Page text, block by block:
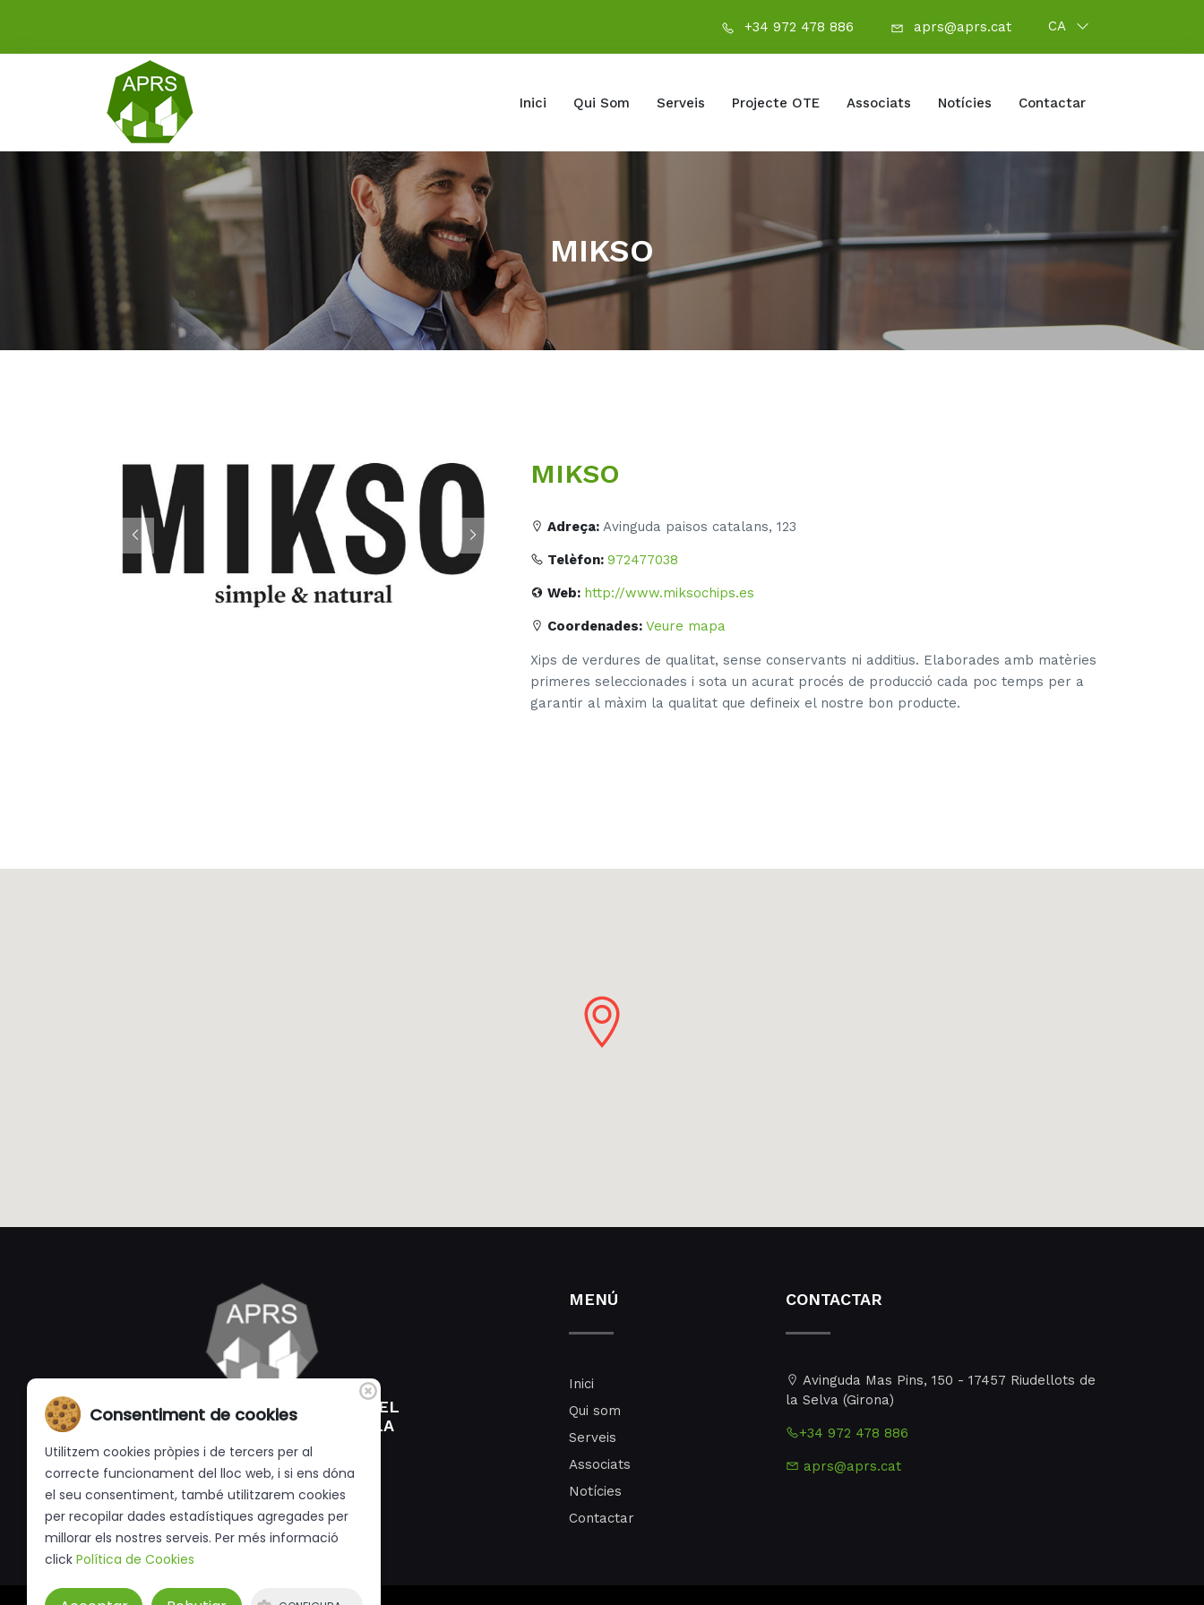
+34 972 478 886 aprs@aprs.cat CA
Inici Qui Som Serveis Projecte OTE Associats Notícies Contactar
MIKSO
MIKSO
Adreça: Avinguda paisos catalans, 123
Telèfon: 972477038
Web: http://www.miksochips.es
Coordenades: Veure mapa
Xips de verdures de qualitat, sense conservants ni additius. Elaborades amb matèries
primeres seleccionades i sota un acurat procés de producció cada poc temps per a
garantir al màxim la qualitat que defineix el nostre bon producte.
ASSOCIACIÓ DE PROPIETARIS DEL
POLÍGON DE RIUDELLOTS DE LA
SELVA.
MENÚ
Inici
Qui som
Serveis
Associats
Notícies
Contactar
CONTACTAR
Avinguda Mas Pins, 150 - 17457 Riudellots de
la Selva (Girona)
+34 972 478 886
aprs@aprs.cat
Consentiment de cookies
Utilitzem cookies pròpies i de tercers per al
correcte funcionament del lloc web, i si ens dóna
el seu consentiment, també utilitzarem cookies
per recopilar dades estadístiques agregades per
millorar els nostres serveis. Per més informació
click Política de Cookies